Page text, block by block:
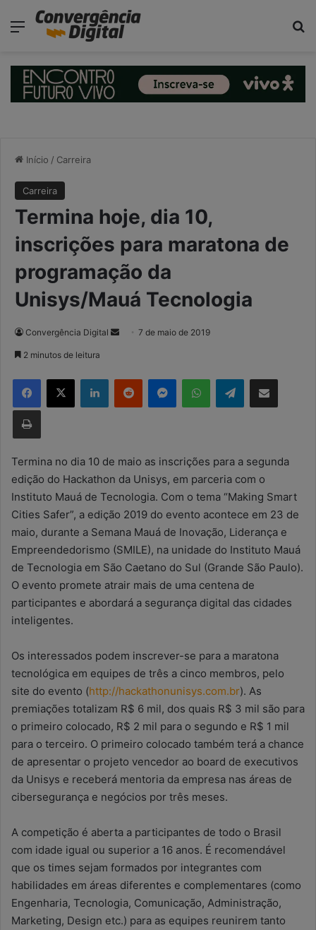
Menu
Início / Carreira
Carreira
Termina hoje, dia 10,
inscrições para maratona de
programação da
Unisys/Mauá Tecnologia
Convergência Digital
d
-
m
a
i
l
7 de maio de 2019
2 minutos de leitura
Telegram
Termina no dia 10 de maio as inscrições para a segunda
edição do Hackathon da Unisys, em parceria com o
Instituto Mauá de Tecnologia. Com o tema “Making Smart
Cities Safer”, a edição 2019 do evento acontece em 23 de
maio, durante a Semana Mauá de Inovação, Liderança e
Empreendedorismo (SMILE), na unidade do Instituto Mauá
de Tecnologia em São Caetano do Sul (Grande São Paulo).
O evento promete atrair mais de uma centena de
participantes e abordará a segurança digital das cidades
inteligentes.
Os interessados podem inscrever-se para a maratona
tecnológica em equipes de três a cinco membros, pelo
site do evento (http://hackathonunisys.com.br). As
premiações totalizam R$ 6 mil, dos quais R$ 3 mil são para
o primeiro colocado, R$ 2 mil para o segundo e R$ 1 mil
para o terceiro. O primeiro colocado também terá a chance
de apresentar o projeto vencedor ao board de executivos
da Unisys e receberá mentoria da empresa nas áreas de
cibersegurança e negócios por três meses.
A competição é aberta a participantes de todo o Brasil
com idade igual ou superior a 16 anos. É recomendável
que os times sejam formados por integrantes com
habilidades em áreas diferentes e complementares (como
Engenharia, Tecnologia, Comunicação, Administração,
Marketing, Design etc.) para as equipes reunirem tanto